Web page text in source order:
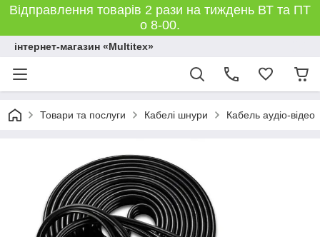
Відправлення товарів 2 рази на тиждень ВТ та ПТ
о 8-00.
інтернет-магазин «Multitex»
Товари та послуги Кабелі шнури Кабель аудіо-відео